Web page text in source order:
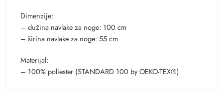
Dimenzije:
– dužina navlake za noge: 100 cm
– širina navlake za noge: 55 cm
Materijal:
– 100% poliester (STANDARD 100 by OEKO-TEX®)